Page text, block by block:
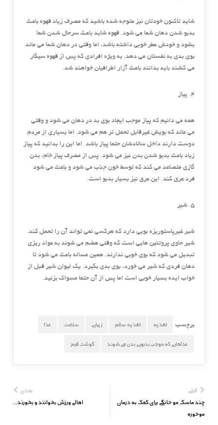
شاید تاکنون خودتان نیز متوجه شده باشید که مصرف زیاد قهوه باعث
بدبو شدن دهان شما می شود. قهوه شاید باعث سرحال شدن شما
بشود و خودش عطر خوبی داشته باشد، اما وقتی در دهان شما می ماند
بوی بدی به نفستان می دهد. به ویژه افرادی که پس از قهوه سیگار
می کشند باید بدانند باعث آزار اطرافیان خواهند شد.
4. پیاز
همه می دانیم که پیاز موجب ایجاد بوی بد در دهان می شود و وقتی
می ماند که بویش غیرقابل تحمل تر هم می شود. اما بسیاری از مردم
دوست دارند داخل سالادشان حتما پیاز باشد. اما این را بدانید که پیاز
زیاد باعث بدبو شدن بدن نیز می شود. پس از مصرف پیاز خام، بدن
گازی متصاعد می کند که توسط خون جذب می شود و باعث می شود
فرد عرق کند. این عرق نیز بسیار بدبو است.
5. شیر
شیر غیرپاستوریزه بویی دارد که هرکسی نمی تواند آن را تحمل کند.
شیر حاوی پروتئین هایی است که وقتی هضم می شوند به مواد ریزی
تبدیل می شود که بوی خوبی ندارند. همین مساله باعث می شود تا
دهان فردی که شیر می خورد، بوی بدی بگیرد. یک لیوان شیر قبل از
خواب ایده بسیار خوبی است اما پس از آن حتما مسواک بزنید.
برچسب تغذیه تغذیه سالم زیبایی سلامت غذا
غذاهایی که موجب بدبویی بدن می‌شوند گوشت قرمز
قبلی
چند ماسک مو خانگی برای کمک به درمان
موخوره
بعدی
اهالی ورزش بخوانند و بخورند…